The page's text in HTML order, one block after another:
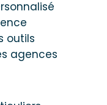
outils
agences